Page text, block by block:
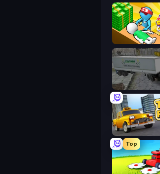
Doctor Hero
Taxi Rush
Top